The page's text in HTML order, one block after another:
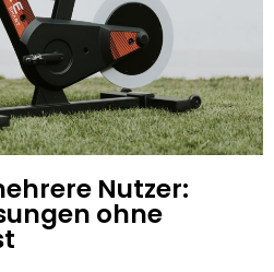
Nutzer:
ohne